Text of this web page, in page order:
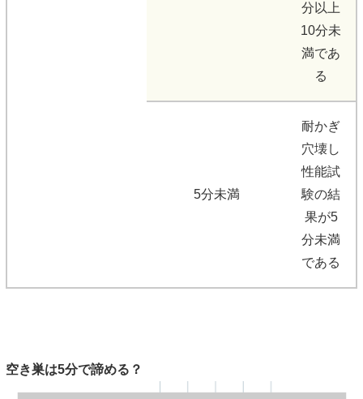
分以上
10分未
満であ
る
5分未満
耐かぎ
穴壊し
性能試
験の結
果が5
分未満
である
空き巣は5分で諦める？